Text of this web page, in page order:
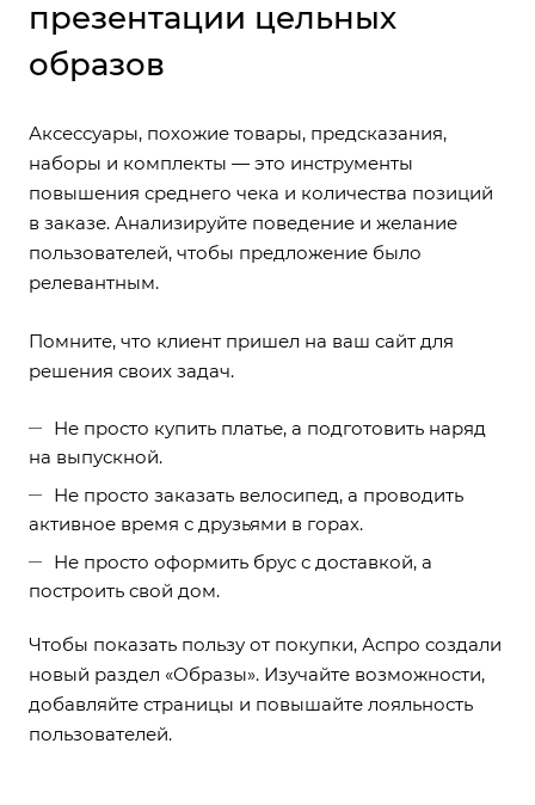
презентации цельных
образов
Аксессуары, похожие товары, предсказания,
наборы и комплекты — это инструменты
повышения среднего чека и количества позиций
в заказе. Анализируйте поведение и желание
пользователей, чтобы предложение было
релевантным.
Помните, что клиент пришел на ваш сайт для
решения своих задач.
Не просто купить платье, а подготовить наряд
на выпускной.
Не просто заказать велосипед, а проводить
активное время с друзьями в горах.
Не просто оформить брус с доставкой, а
построить свой дом.
Чтобы показать пользу от покупки, Аспро создали
новый раздел «Образы». Изучайте возможности,
добавляйте страницы и повышайте лояльность
пользователей.